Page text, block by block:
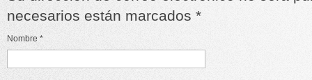
necesarios están marcados *
Nombre *